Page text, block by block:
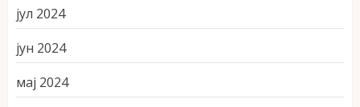
јул 2024
јун 2024
мај 2024